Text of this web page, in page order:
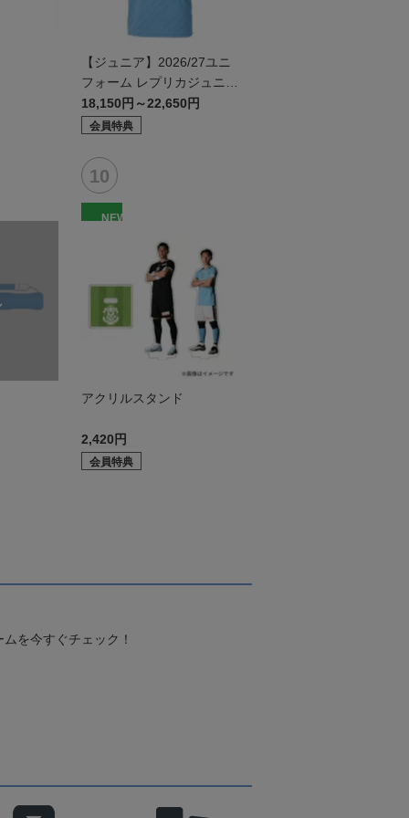
【ジュニア】2026/27ユニ
フォーム レプリカジュニア
モデル:FP1st
18,150円～22,650円
会員特典
NEW
アクリルスタンド
2,420円
会員特典
を今すぐチェック！